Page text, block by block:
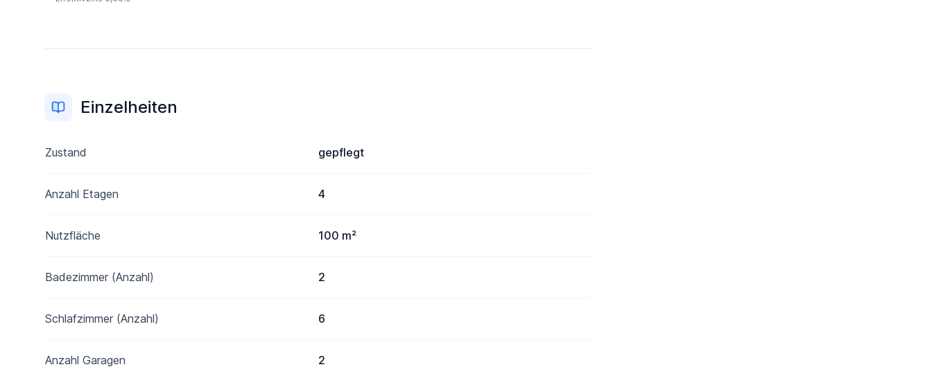
Einzelheiten
Zustand gepflegt
Anzahl Etagen 4
Nutzfläche 100 m²
Badezimmer (Anzahl) 2
Schlafzimmer (Anzahl) 6
Anzahl Garagen 2